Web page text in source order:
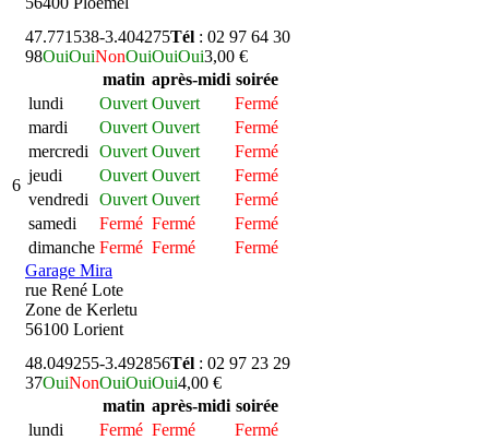
6
47.771538-3.404275Tél : 02 97 64 30
98OuiOuiNonOuiOuiOui3,00 €
matin après-midi soirée
lundi
Ouvert Ouvert
Fermé
mardi
Ouvert Ouvert
Fermé
mercredi
Ouvert Ouvert
Fermé
jeudi
Ouvert Ouvert
Fermé
vendredi
Ouvert Ouvert
Fermé
samedi
Fermé Fermé
Fermé
dimanche Fermé Fermé
Fermé
Garage Mira
rue René Lote
Zone de Kerletu
56100 Lorient
48.049255-3.492856Tél : 02 97 23 29
37OuiNonOuiOuiOui4,00 €
matin après-midi soirée
lundi
Fermé Fermé
Fermé